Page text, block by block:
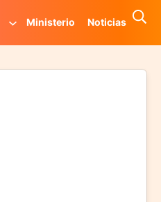
Ministerio Noticias